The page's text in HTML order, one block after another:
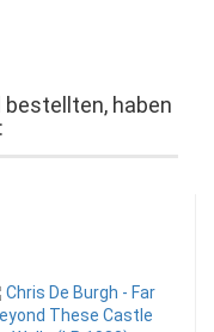
bestellten, haben